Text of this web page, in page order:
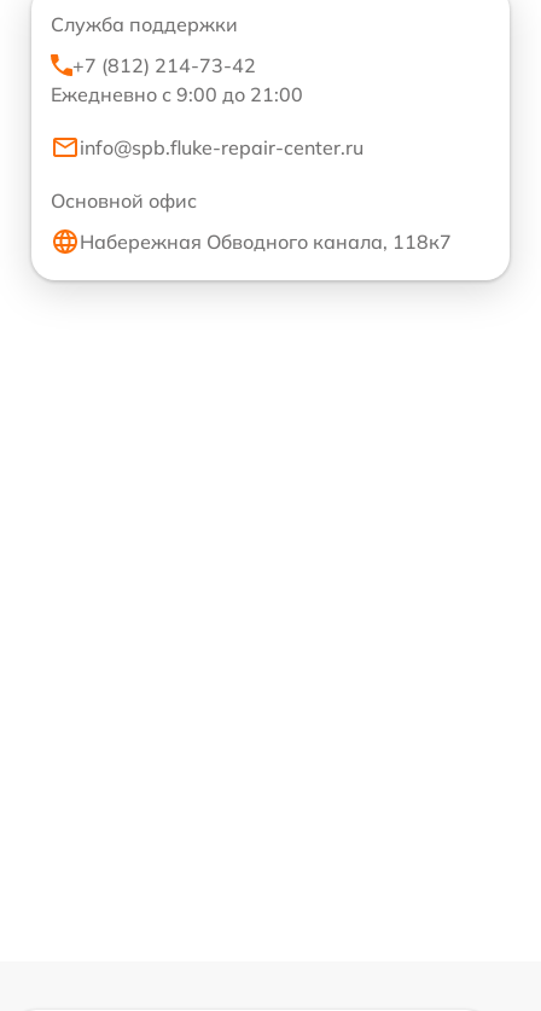
Служба поддержки
+7 (812) 214-73-42
Ежедневно с 9:00 до 21:00
info@spb.fluke-repair-center.ru
Основной офис
Набережная Обводного канала, 118к7